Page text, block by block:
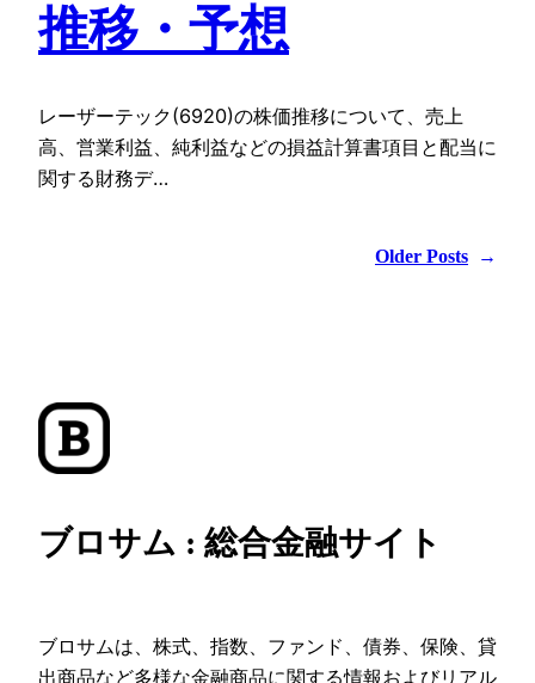
推移・予想
レーザーテック(6920)の株価推移について、売上
高、営業利益、純利益などの損益計算書項目と配当に
関する財務デ…
Older Posts →
ブロサム : 総合金融サイト
ブロサムは、株式、指数、ファンド、債券、保険、貸
出商品など多様な金融商品に関する情報およびリアル